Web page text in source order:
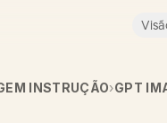
INSTRUÇÃO›GPT